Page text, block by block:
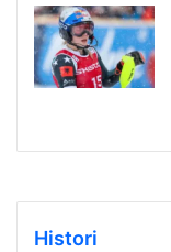
Histori